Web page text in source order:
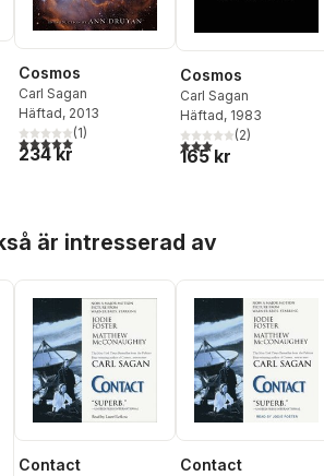
antal röster:
Cosmos
Carl Sagan
Häftad, 2013
5,0utav 5 stjärnor. Totalt antal röster:
(1)
234 kr
Cosmos
Carl Sagan
Häftad, 1983
3,0utav 5 stjärnor.
(2)
165 kr
är intresserad av
Contact Contact